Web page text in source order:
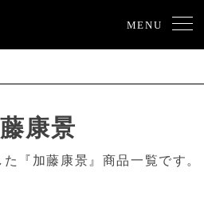
MENU
康景
『加藤康景』商品一覧です。